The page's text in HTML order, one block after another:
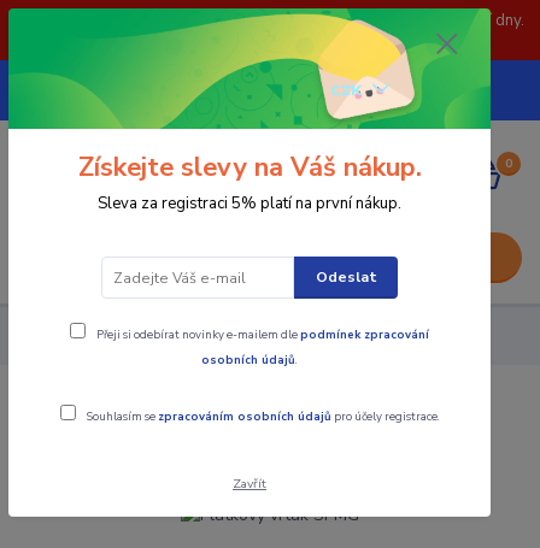
POZOR: 31.7 , 3.8 a 5.8- zavřeno. objednávky odešleme následující dny.
Děkujeme za pochopení.
CZK
739252246
(Po-Pá, 8-15 hod.)
0
0,00 Kč
Nástroje - Kovoobrábění Plátkový vrták SPMG
Plátkový vrták SPMG
Získejte slevy na Váš nákup.
Sleva za registraci 5% platí na první nákup.
Odeslat
Přeji si odebírat novinky e-mailem dlepodmínek zpracování
osobních údajů.
Souhlasím se zpracováním osobních údajů pro účely registrace.
Zavřít